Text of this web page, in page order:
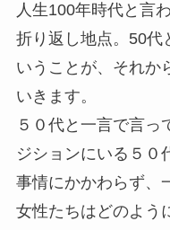
人生100年時代と言
折り返し地点。50代
いうことが、それか
いきます。
５０代と一言で言っ
ジションにいる５０
事情にかかわらず、
女性たちはどのよう